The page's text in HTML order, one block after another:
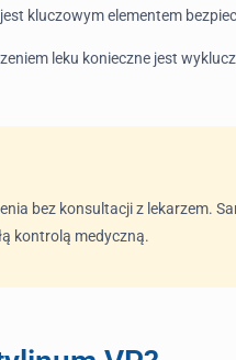
kluczowym elementem
leku konieczne jest
bez konsultacji z lekarzem.
kontrolą medyczną.